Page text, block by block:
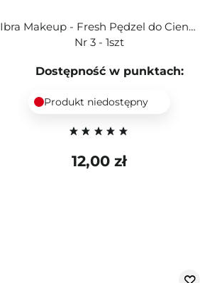
Ibra Makeup - Fresh Pędzel do Cieni -
Nr 3 - 1szt
Dostępność w punktach:
Produkt niedostępny
12,00 zł